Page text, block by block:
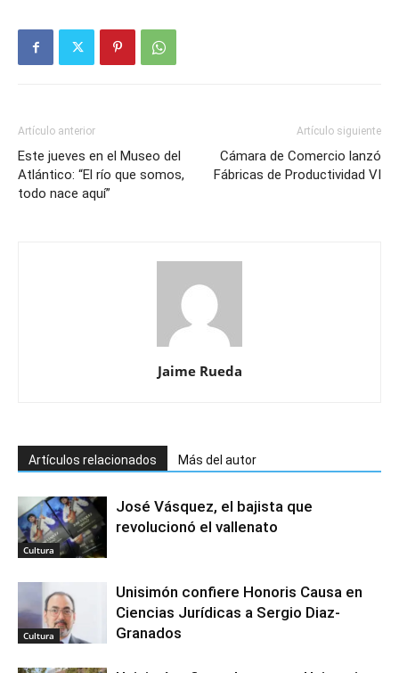
Artículo anterior
Este jueves en el Museo del
Atlántico: “El río que somos,
todo nace aquí”
Artículo siguiente
Cámara de Comercio lanzó
Fábricas de Productividad VI
Jaime Rueda
Artículos relacionados Más del autor
Cultura
José Vásquez, el bajista que
revolucionó el vallenato
Cultura
Unisimón confiere Honoris Causa en
Ciencias Jurídicas a Sergio Diaz-
Granados